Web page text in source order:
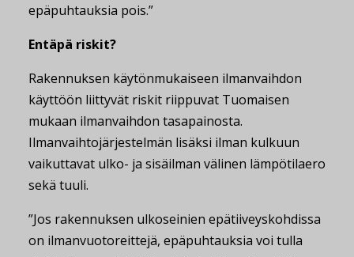
epäpuhtauksia pois.”
Entäpä riskit?
Rakennuksen käytönmukaiseen ilmanvaihdon
käyttöön liittyvät riskit riippuvat Tuomaisen
mukaan ilmanvaihdon tasapainosta.
Ilmanvaihtojärjestelmän lisäksi ilman kulkuun
vaikuttavat ulko- ja sisäilman välinen lämpötilaero
sekä tuuli.
”Jos rakennuksen ulkoseinien epätiiveyskohdissa
on ilmanvuotoreittejä, epäpuhtauksia voi tulla